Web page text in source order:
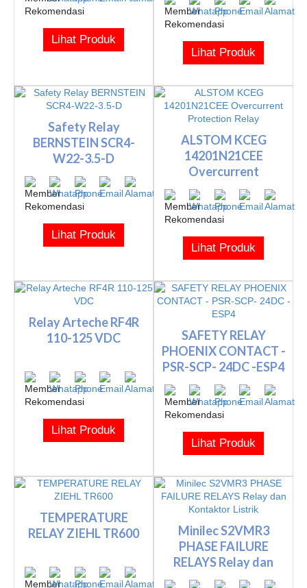
Lihat Produk
Lihat Produk
Safety Relay
BERNSTEIN SCR4-
W22-3.5-D
Lihat Produk
ALSTOM KCEG
14201N21CEE
Overcurrent
Protection Relay
Lihat Produk
Relay Arteche RF4R
110-125 VDC
Lihat Produk
SAFETY RELAY
PHOENIX CONTACT -
PSR-SCP- 24DC -ESP4
Lihat Produk
TEMPERATURE
RELAY ZIEHL TR600
Minilec S2VMR3
PHASE FAILURE
RELAYS Relay dan
Kontaktor List...